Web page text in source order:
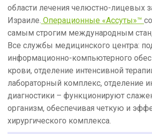
области лечения челюстно-лицевых
Израиле. Операционные «Ассуты»™
самым строгим международным
Все службы медицинского центра:
информационно-компьютерного
крови, отделение интенсивной
лабораторный комплекс, отделение
диагностики – функционируют
организм, обеспечивая четкую и
хирургического комплекса.